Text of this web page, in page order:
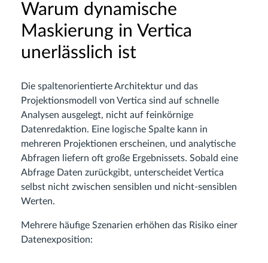
Warum dynamische
Maskierung in Vertica
unerlässlich ist
Die spaltenorientierte Architektur und das
Projektionsmodell von Vertica sind auf schnelle
Analysen ausgelegt, nicht auf feinkörnige
Datenredaktion. Eine logische Spalte kann in
mehreren Projektionen erscheinen, und analytische
Abfragen liefern oft große Ergebnissets. Sobald eine
Abfrage Daten zurückgibt, unterscheidet Vertica
selbst nicht zwischen sensiblen und nicht-sensiblen
Werten.
Mehrere häufige Szenarien erhöhen das Risiko einer
Datenexposition: